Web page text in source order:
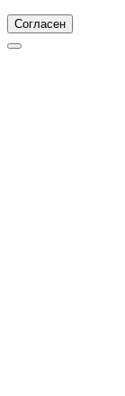
Согласен